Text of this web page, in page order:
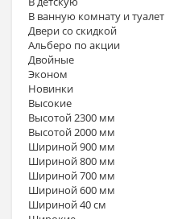
В ванную комнату и туалет
Двери со скидкой
Альберо по акции
Двойные
Эконом
Новинки
Высокие
Высотой 2300 мм
Высотой 2000 мм
Шириной 900 мм
Шириной 800 мм
Шириной 700 мм
Шириной 600 мм
Шириной 40 см